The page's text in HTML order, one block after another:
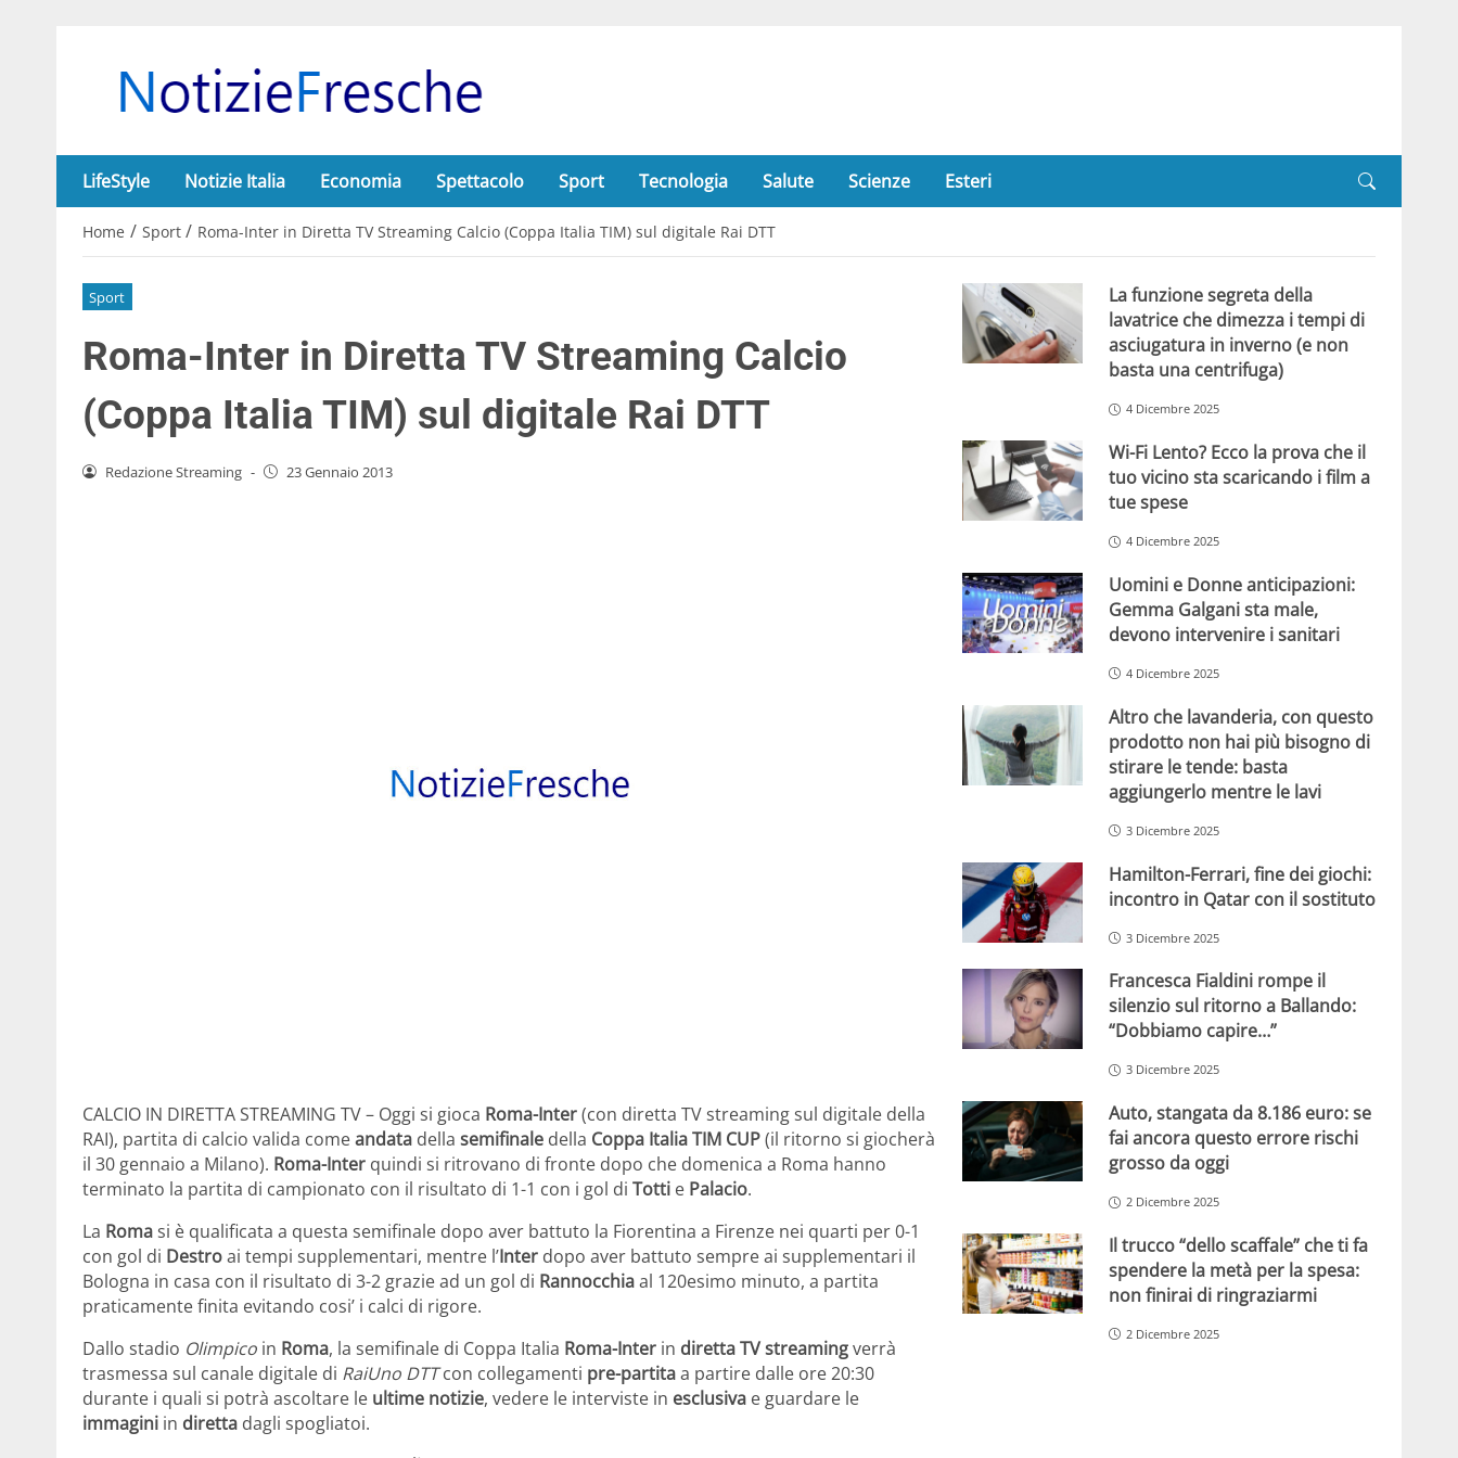
LifeStyle Notizie Italia Economia Spettacolo Sport Tecnologia Salute Scienze Esteri
Home / Sport / Roma-Inter in Diretta TV Streaming Calcio (Coppa Italia TIM) sul digitale Rai DTT
Sport
Roma-Inter in Diretta TV Streaming Calcio
(Coppa Italia TIM) sul digitale Rai DTT
Redazione Streaming - 23 Gennaio 2013
CALCIO IN DIRETTA STREAMING TV – Oggi si gioca Roma-Inter(con diretta TV streaming sul digitale della
RAI), partita di calcio valida comeandata della semifinale della Coppa Italia TIM CUP(il ritorno si giocherà
il 30 gennaio a Milano). Roma-Inter quindi si ritrovano di fronte dopo che domenica a Roma hanno
terminato la partita di campionato con il risultato di 1-1 con i gol di Totti e Palacio.
La Romasi è qualificata a questa semifinale dopo aver battuto la Fiorentina a Firenze nei quarti per 0-1
con gol di Destroai tempi supplementari, mentre l’Inter dopo aver battuto sempre ai supplementari il
Bologna in casa con il risultato di 3-2 grazie ad un gol di Rannocchiaal 120esimo minuto, a partita
praticamente finita evitando cosi’ i calci di rigore.
Dallo stadio Olimpico in Roma, la semifinale di Coppa Italia Roma-Inter in diretta TV streamingverrà
trasmessa sul canale digitale di RaiUno DTTcon collegamenti pre-partitaa partire dalle ore 20:30
durante i quali si potrà ascoltare le ultime notizie, vedere le interviste in esclusiva e guardare le
immagini in diretta dagli spogliatoi.
La funzione segreta della
lavatrice che dimezza i tempi di
asciugatura in inverno (e non
basta una centrifuga)
4 Dicembre 2025
Wi-Fi Lento? Ecco la prova che il
tuo vicino sta scaricando i film a
tue spese
4 Dicembre 2025
Uomini e Donne anticipazioni:
Gemma Galgani sta male,
devono intervenire i sanitari
4 Dicembre 2025
Altro che lavanderia, con questo
prodotto non hai più bisogno di
stirare le tende: basta
aggiungerlo mentre le lavi
3 Dicembre 2025
Hamilton-Ferrari, fine dei giochi:
incontro in Qatar con il sostituto
3 Dicembre 2025
Francesca Fialdini rompe il
silenzio sul ritorno a Ballando:
“Dobbiamo capire…”
3 Dicembre 2025
Auto, stangata da 8.186 euro: se
fai ancora questo errore rischi
grosso da oggi
2 Dicembre 2025
Il trucco “dello scaffale” che ti fa
spendere la metà per la spesa:
non finirai di ringraziarmi
2 Dicembre 2025